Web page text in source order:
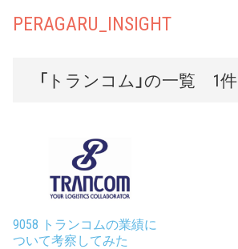
PERAGARU_INSIGHT
「トランコム」の一覧 1件
9058 トランコムの業績に
ついて考察してみた